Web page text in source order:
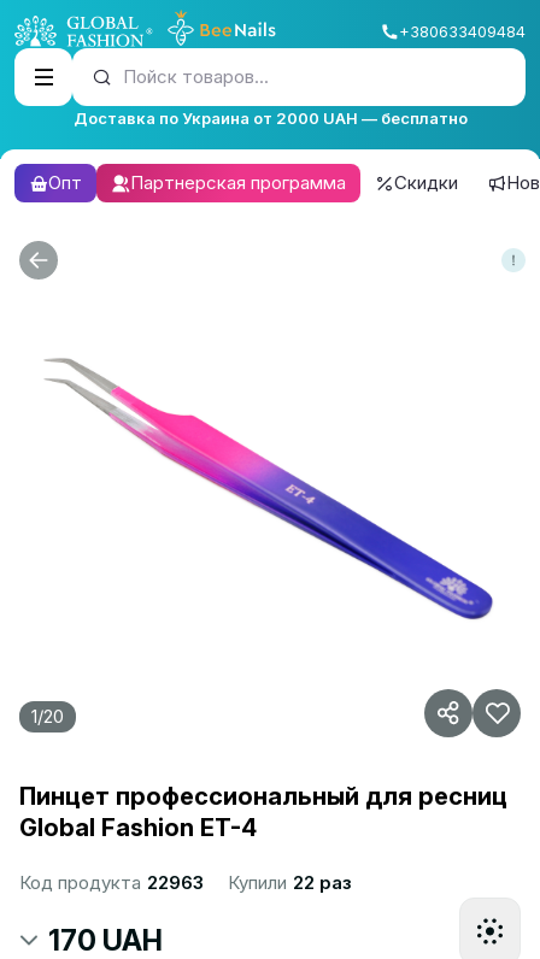
+380633409484
Пойск товаров...
Доставка по Украина от 2000 UAH — бесплатно
Опт Партнерская программа Скидки
1/20
Пинцет профессиональный для ресниц
Global Fashion ET-4
Код продукта 22963 Купили 22 раз
170 UAH